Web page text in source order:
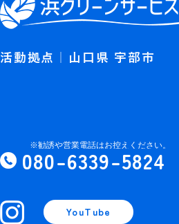
活動拠点｜山口県 宇部市
080-6339-5824
YouTube